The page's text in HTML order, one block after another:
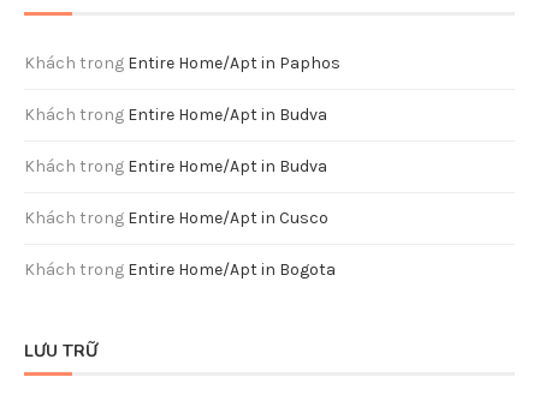
Khách trong Entire Home/Apt in Paphos
Khách trong Entire Home/Apt in Budva
Khách trong Entire Home/Apt in Budva
Khách trong Entire Home/Apt in Cusco
Khách trong Entire Home/Apt in Bogota
LƯU TRỮ